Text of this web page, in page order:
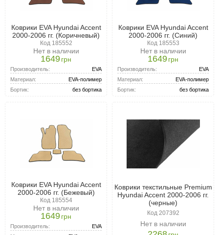
Коврики EVA Hyundai Accent
2000-2006 гг. (Коричневый)
Код 185552
Нет в наличии
1649грн
Производитель:
EVA
Материал:
EVA-полимер
Бортик:
без бортика
Коврики EVA Hyundai Accent
2000-2006 гг. (Синий)
Код 185553
Нет в наличии
1649грн
Производитель:
EVA
Материал:
EVA-полимер
Бортик:
без бортика
Коврики EVA Hyundai Accent
2000-2006 гг. (Бежевый)
Код 185554
Нет в наличии
1649грн
Производитель:
EVA
Коврики текстильные Premium
Hyundai Accent 2000-2006 гг.
(черные)
Код 207392
Нет в наличии